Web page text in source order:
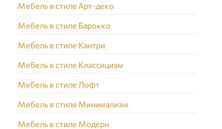
Мебель в стиле Арт-деко
Мебель в стиле Барокко
Мебель в стиле Кантри
Мебель в стиле Классицизм
Мебель в стиле Лофт
Мебель в стиле Минимализм
Мебель в стиле Модерн